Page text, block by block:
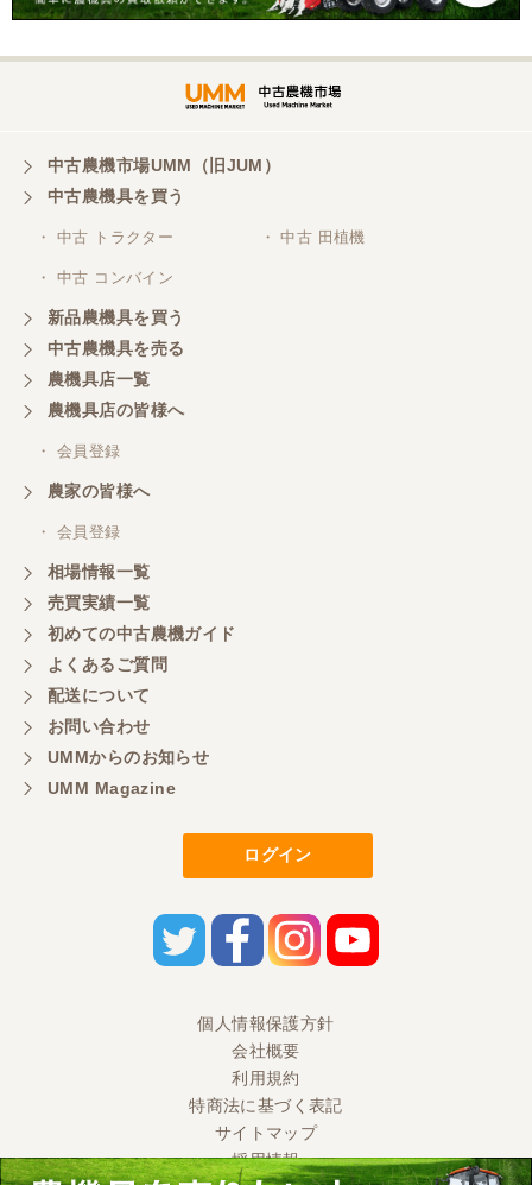
中古農機市場UMM（旧JUM）
中古農機具を買う
・ 中古 トラクター ・ 中古 田植機
・ 中古 コンバイン
新品農機具を買う
中古農機具を売る
農機具店一覧
農機具店の皆様へ
・ 会員登録
農家の皆様へ
・ 会員登録
相場情報一覧
売買実績一覧
初めての中古農機ガイド
よくあるご質問
配送について
お問い合わせ
UMMからのお知らせ
UMM Magazine
ログイン
個人情報保護方針
会社概要
利用規約
特商法に基づく表記
サイトマップ
採用情報